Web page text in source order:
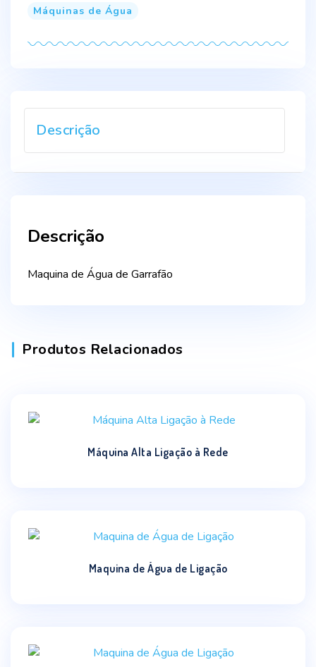
Máquinas de Água
Descrição
Descrição
Maquina de Água de Garrafão
Produtos Relacionados
Máquina Alta Ligação à Rede
Maquina de Água de Ligação